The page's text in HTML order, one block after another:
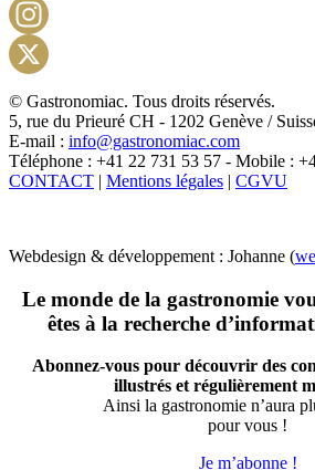
X
© Gastronomiac. Tous droits réservés.
5, rue du Prieuré CH - 1202 Genève /
E-mail : info@gastronomiac.com
Téléphone : +41 22 731 53 57 - Mobile :
CONTACT | Mentions légales | CGVU
Webdesign & développement : Johanne (
Le monde de la gastronomie
êtes à la recherche
Abonnez-vous pour découvrir des
illustrés et régulièrement
Ainsi la gastronomie n’aura
pour vous !
Je m’abonne !